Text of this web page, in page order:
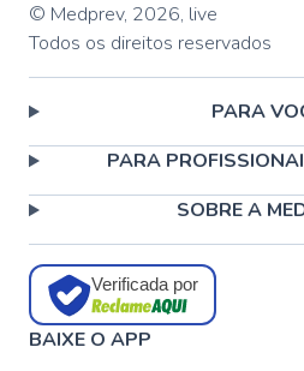
© Medprev, 2026, live
Todos os direitos reservados
PARA
PARA
SOBRE A
Verificada por
BAIXE O APP